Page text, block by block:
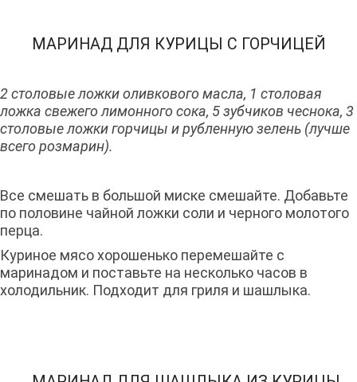
МАРИНАД ДЛЯ КУРИЦЫ С ГОРЧИЦЕЙ
2 столовые ложки оливкового масла, 1 столовая
ложка свежего лимонного сока, 5 зубчиков чеснока, 3
столовые ложки горчицы и рубленную зелень (лучше
всего розмарин).
Все смешать в большой миске смешайте. Добавьте
по половине чайной ложки соли и черного молотого
перца.
Куриное мясо хорошенько перемешайте с
маринадом и поставьте на несколько часов в
холодильник. Подходит для гриля и шашлыка.